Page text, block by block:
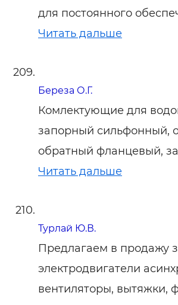
для постоянного
Читать дальше
Береза О.Г.
Комлектующие для
запорный сильфонный,
обратный фланцевый,
Читать дальше
Турлай Ю.В.
Предлагаем в продажу
электродвигатели
вентиляторы, вытяжки,